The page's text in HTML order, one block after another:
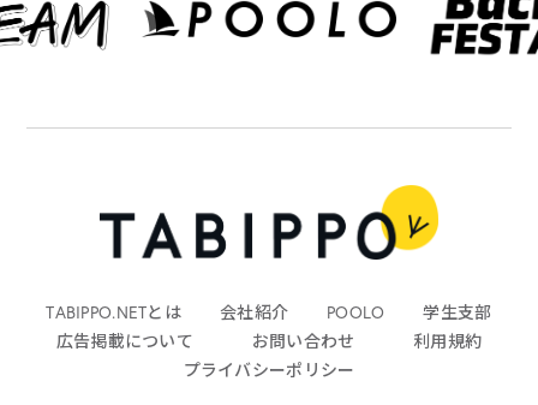
TABIPPO.NETとは 会社紹介 POOLO
学生支部
広告掲載について
お問い合わせ
利用規約
プライバシーポリシー